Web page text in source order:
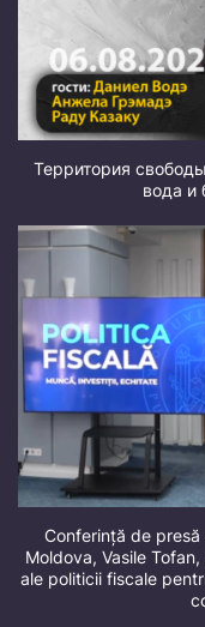
Территория
вода и
Conferință de
Moldova, Vasile
ale politicii fiscale